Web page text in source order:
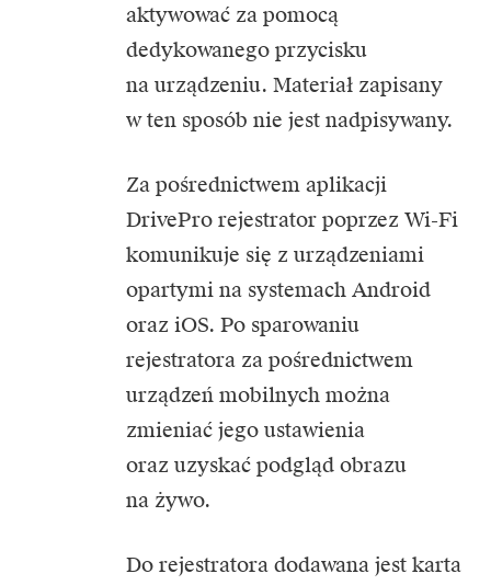
aktywować za pomocą
dedykowanego przycisku
na urządzeniu. Materiał zapisany
w ten sposób nie jest nadpisywany.
Za pośrednictwem aplikacji
DrivePro rejestrator poprzez Wi-Fi
komunikuje się z urządzeniami
opartymi na systemach Android
oraz iOS. Po sparowaniu
rejestratora za pośrednictwem
urządzeń mobilnych można
zmieniać jego ustawienia
oraz uzyskać podgląd obrazu
na żywo.
Do rejestratora dodawana jest karta